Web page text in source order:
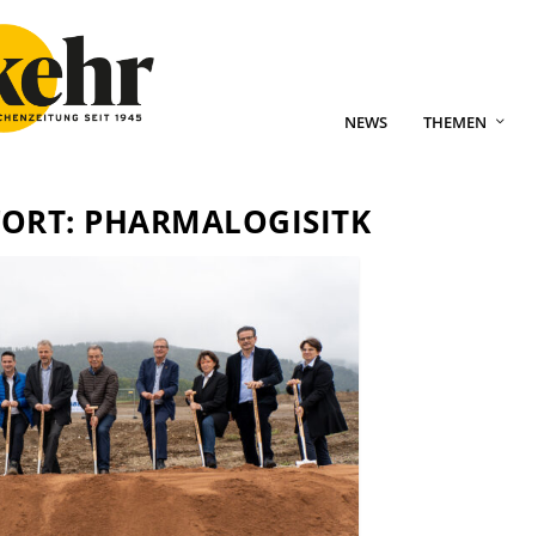
NEWS THEMEN
PHARMALOGISITK